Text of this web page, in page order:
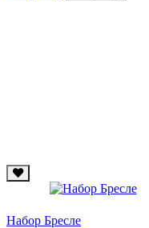
Набор Бресле